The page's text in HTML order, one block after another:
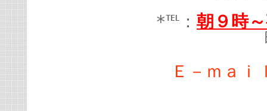
*℡： 朝９時
Ｅ－ｍａｉ